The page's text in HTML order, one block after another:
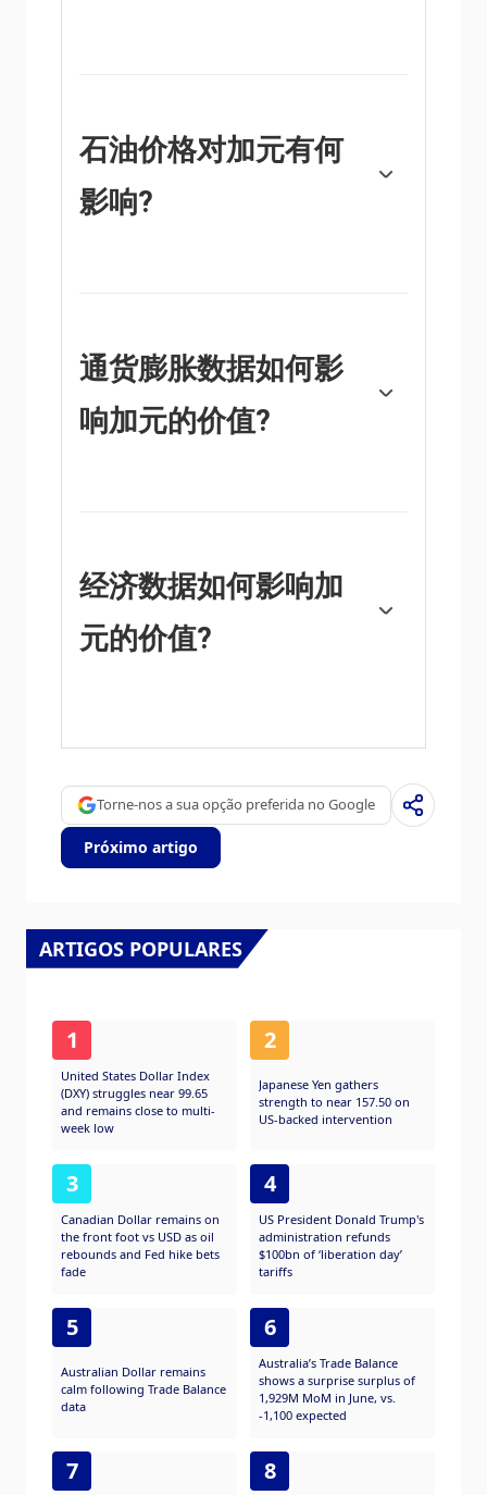
3%。相对较高的利率往往对加元有利。加拿
大央行还可以利用量化宽松和紧缩政策来影响
信贷状况，前者对加元不利，后者对加元有
利。
石油价格对加元有何
影响?
求会增加。如果油价下跌，情况正好相反。较
高的油价也倾向于导致贸易顺差的可能性更
通货膨胀数据如何影
响加元的价值?
率，从而吸引更多的资金流入，这些资金来自
寻求利润丰厚的投资场所的全球投资者。这增
加了对当地货币的需求，在加拿大就是加元。
经济数据如何影响加
元的价值?
业pmi、就业和消费者信心调查等指标都能影
仅吸引了更多的外国投资，而且可能会鼓励加
拿大银行提高利率，从而导致货币走强。然
而，如果经济数据疲弱，加元可能会下跌。
Torne-nos a sua opção preferida no Google
Próximo artigo
ARTIGOS POPULARES
1
United States Dollar Index
(DXY) struggles near 99.65
and remains close to multi-
week low
2
Japanese Yen gathers
strength to near 157.50 on
US-backed intervention
3
Canadian Dollar remains on
the front foot vs USD as oil
rebounds and Fed hike bets
fade
4
US President Donald Trump's
administration refunds
$100bn of ‘liberation day’
tariffs
5
Australian Dollar remains
calm following Trade Balance
data
6
Australia’s Trade Balance
shows a surprise surplus of
1,929M MoM in June, vs.
-1,100 expected
7 8